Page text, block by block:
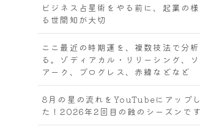
ビジネス占星術をやる前に、起業の
る世間知が大切
ここ最近の時期運を、複数技法で分
る。ゾディアカル・リリーシング、
アーク、プログレス、赤緯などなど
8月の星の流れをYouTubeにアップ
た！2026年2回目の蝕のシーズンです